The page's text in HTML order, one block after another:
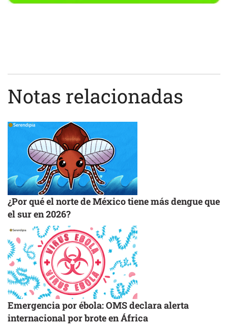
Notas relacionadas
¿Por qué el norte de México tiene más dengue que
el sur en 2026?
Emergencia por ébola: OMS declara alerta
internacional por brote en África